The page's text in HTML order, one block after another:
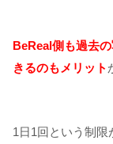
BeReal側も過去
きるのもメリット
1日1回という制限